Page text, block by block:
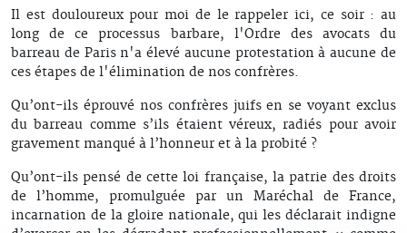
Il est douloureux pour moi de le rappeler ici, ce soir : au
long de ce processus barbare, l'Ordre des avocats du
barreau de Paris n'a élevé aucune protestation à aucune de
ces étapes de l'élimination de nos confrères.
Qu’ont-ils éprouvé nos confrères juifs en se voyant exclus
du barreau comme s’ils étaient véreux, radiés pour avoir
gravement manqué à l’honneur et à la probité ?
Qu’ont-ils pensé de cette loi française, la patrie des droits
de l’homme, promulguée par un Maréchal de France,
incarnation de la gloire nationale, qui les déclarait indigne